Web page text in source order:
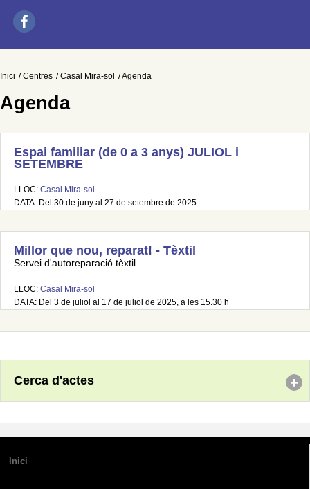
Inici Centres Casal Mira-sol Agenda
Agenda
Espai familiar (de 0 a 3 anys) JULIOL i
SETEMBRE
LLOC: Casal Mira-sol
DATA: Del 30 de juny al 27 de setembre de 2025
Millor que nou, reparat! - Tèxtil
Servei d'autoreparació tèxtil
LLOC: Casal Mira-sol
DATA: Del 3 de juliol al 17 de juliol de 2025, a les 15.30 h
Cerca d'actes
Inici